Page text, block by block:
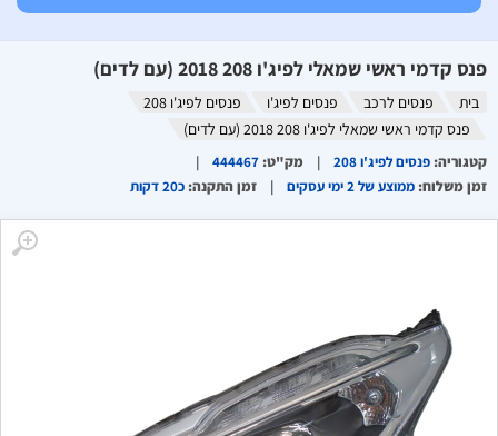
פנס קדמי ראשי שמאלי לפיג'ו 208 2018 (עם לדים)
בית פנסים לרכב פנסים לפיג'ו
פנסים לפיג'ו 208
פנס קדמי ראשי שמאלי לפיג'ו 208 2018 (עם לדים)
קטגוריה:פנסים לפיג'ו 208 מק"ט:
זמן משלוח:ממוצע של 2 ימי עסקים זמן התקנה:כ20 דקות